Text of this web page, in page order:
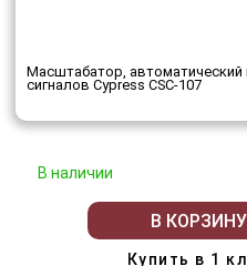
Масштабатор, автоматический
сигналов Cypress CSC-107
В наличии
В КОРЗИНУ
Купить в 1